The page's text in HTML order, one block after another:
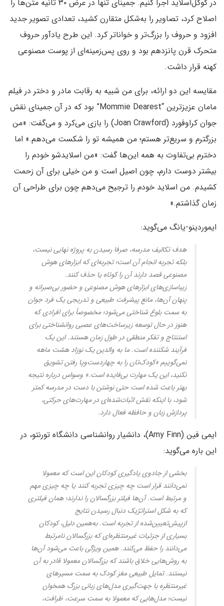
در گوگل‌اسلاید اجرا کنیم. جمینای تنها در عرض ۳۰ ثانیه متن‌ها را
اصلاح کرد، تصاویر را به‌شکل متقارن کشید، تعدادی تصویر جدید
افزود و حروف‌ را بزرگ‌تر و خواناتر کرد. این طرح یادآور حروف
متحرک قرن پانزدهم بود و روی پس‌زمینه‌ای از پوست مصنوعی
کهنه قرار داشت.
مقایسه‌ این دو ارائه‌، برای من شبیه به رقابت مادر و دختر در فیلم
مامان عزیزترین “Mommie Dearest” بود که در آن جمینای نقش
جوان کراوفورد (Joan Crawford) را بازی می‌کرد و می‌گفت: «من
بزرگترم و سریع‌تر هستم؛ من همیشه تو را شکست می‌دهم.» اما
دخترم بی‌تفاوت به همه این‌ها گفت: «من اسلایدشو خودم را
بیشتر دوست دارم، چون اصیل است و من خیلی برای آن زحمت
کشیدم. من اسلاید خودم را ترجیح می‌دهم چون برای طراحی آن
زمان گذاشتم.»
ایموردینو-یانگ می‌گوید:
هدف تکالیف مدرسه، صرفا رسیدن به پروژه‌ نهایی نیست،
بلکه تجربه‌ انجام آن است؛ تجربه‌ای که ابزارهای هوش
مصنوعی قصد دارند آن را کوتاه یا حذف کنند.
زیبا‌سازی‌های ابزارهای هوش مصنوعی و حضور بی‌صبرانه و
پنهان آن‌ها، مانع پیشرفت طبیعی و تدریجی یک فرد جوان
به سمت بلوغ شناختی می‌شود؛ مخصوصاً برای افرادی که
هنوز در حال توسعه زیرساخت‌های عصبی روانشناختی برای
استنتاج و تفکر منطقی در طول زمان هستند. این یک
فرآیند شکننده است. ما به والدین یک نوزاد هشت ماهه
نمی‌گوییم «کودک‌تان را به چهاردست‌وپا رفتن تشویق
نکنید، این یک مهارت بی‌فایده است.» وسواس درباره نتیجه
بهتر باعث شده است حتی نوشتن با دست در مدرسه کمتر
شود، با اینکه نقش اثبات‌شده‌ای در مهارت‌های حرکتی،
پردازش زبان و حافظه فعال دارد.
ایمی فین (Amy Finn)، دانشیار روانشناسی دانشگاه تورنتو، در
این باره می‌گوید:
بخشی از جادوی یادگیری کودکان این است که معمولا
نمی‌دانند قرار است چه چیزی تجربه کنند یا چه چیزی مهم
و مرتبط است. آن‌ها فیلتر بزرگسالان را ندارند؛ همان فیلتری
که به شکل استراتژیک دنبال رسیدن نتایج
از‌پیش‌تعیین‌شده از تجربه است. به‌همین دلیل، کودکان
بسیاری از جزئیات غیرمنتظره‌ای که بزرگسالان نامرتبط
می‌دانند را حفظ می‌کنند. همین ویژگی باعث می‌شود آن‌ها
به روش‌هایی خلاق باشند که بزرگسالان معمولا قادر به آن
نیستند. تمایل طبیعی مغز کودک به سمت مسیرهای
غیرمنتظره با جهت‌گیری‌ مدل‌های زبانی بزرگ همخوان
نیست؛ مدل‌هایی که معمولا به سمت سرعت، ظرافت،